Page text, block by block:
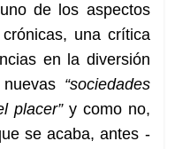
de los aspectos
una crítica
en la diversión
“sociedades
placer”y como no,
se acaba, antes -